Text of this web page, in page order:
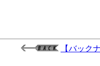
【バック